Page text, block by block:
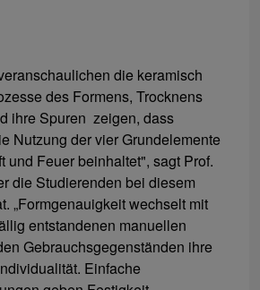
die keramisch
des Formens, Trocknens
ihre Spuren zeigen, dass
Nutzung der vier Grundelemente
und Feuer beinhaltet", sagt Prof.
die Studierenden bei diesem
„Formgenauigkeit wechselt mit
entstandenen manuellen
Gebrauchsgegenständen ihre
Einfache